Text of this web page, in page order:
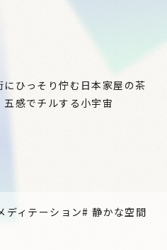
にひっそり佇む日本家屋の茶
五感でチルする小宇宙
ディテーション#静かな空間